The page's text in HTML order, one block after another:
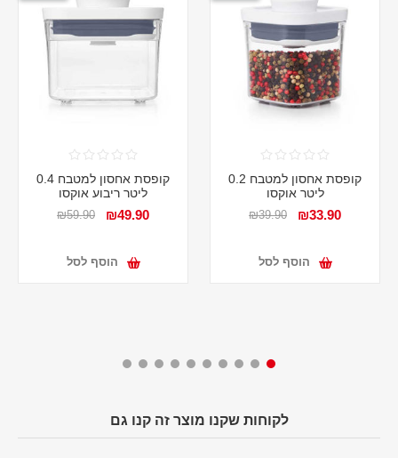
קופסת אחסון למטבח 0.2
ליטר אוקסו
₪33.90
₪39.90
הוסף לסל
קופסת אחסון למטבח 0.4
ליטר ריבוע אוקסו
₪49.90
₪59.90
הוסף לסל
לקוחות שקנו מוצר זה קנו גם